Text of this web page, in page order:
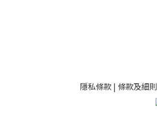
隱私條款 | 條款及細則